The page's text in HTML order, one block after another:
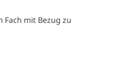
mit Bezug zu